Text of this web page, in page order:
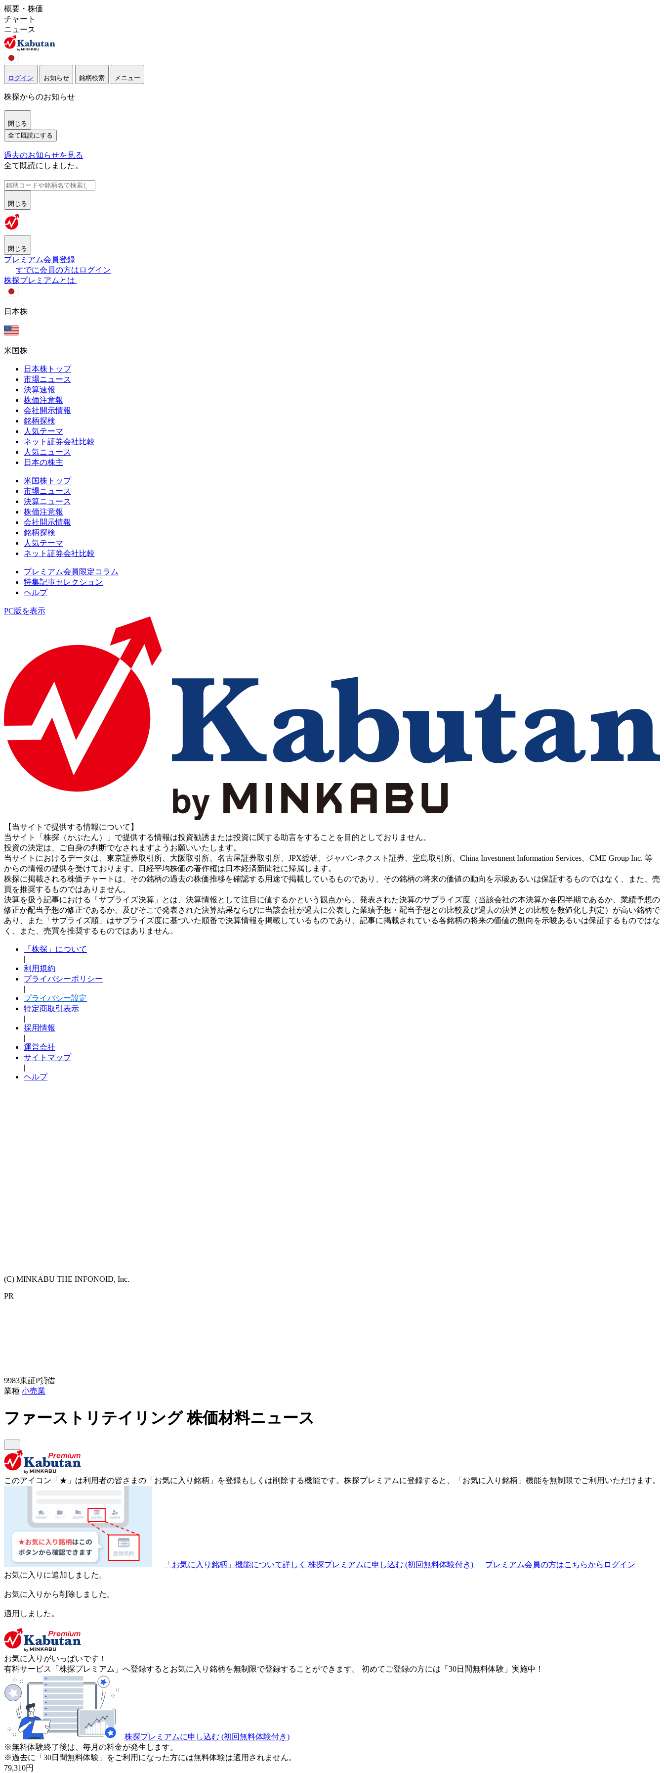
概要・株価
チャート
ニュース
ログイン お知らせ 銘柄検索 メニュー
株探からのお知らせ
閉じる
全て既読にする
過去のお知らせを見る
全て既読にしました。
閉じる
閉じる
プレミアム会員登録
すでに会員の方はログイン
株探プレミアムとは
日本株
米国株
日本株トップ
市場ニュース
決算速報
株価注意報
会社開示情報
銘柄探検
人気テーマ
ネット証券会社比較
人気ニュース
日本の株主
米国株トップ
市場ニュース
決算ニュース
株価注意報
会社開示情報
銘柄探検
人気テーマ
ネット証券会社比較
プレミアム会員限定コラム
特集記事セレクション
ヘルプ
PC版を表示
【当サイトで提供する情報について】
当サイト「株探（かぶたん）」で提供する情報は投資勧誘または投資に関する助言をすることを目的としておりません。
投資の決定は、ご自身の判断でなされますようお願いいたします。
当サイトにおけるデータは、東京証券取引所、大阪取引所、名古屋証券取引所、JPX総研、ジャパンネクスト証券、堂島取引所、China Investment Information Services、CME Group Inc. 等
からの情報の提供を受けております。日経平均株価の著作権は日本経済新聞社に帰属します。
株探に掲載される株価チャートは、その銘柄の過去の株価推移を確認する用途で掲載しているものであり、その銘柄の将来の価値の動向を示唆あるいは保証するものではなく、また、売
買を推奨するものではありません。
決算を扱う記事における「サプライズ決算」とは、決算情報として注目に値するかという観点から、発表された決算のサプライズ度（当該会社の本決算か各四半期であるか、業績予想の
修正か配当予想の修正であるか、及びそこで発表された決算結果ならびに当該会社が過去に公表した業績予想・配当予想との比較及び過去の決算との比較を数値化し判定）が高い銘柄で
あり、また「サプライズ順」はサプライズ度に基づいた順番で決算情報を掲載しているものであり、記事に掲載されている各銘柄の将来の価値の動向を示唆あるいは保証するものではな
く、また、売買を推奨するものではありません。
「株探」について
|
利用規約
プライバシーポリシー
|
プライバシー設定
特定商取引表示
|
採用情報
|
運営会社
サイトマップ
|
ヘルプ
(C) MINKABU THE INFONOID, Inc.
PR
9983東証P貸借
業種 小売業
ファーストリテイリング株価材料ニュース
このアイコン 「★」 は利用者の皆さまの 「お気に入り銘柄」を登録もしくは削除する機能です。 株探プレミアムに登録すると、「お気に入り銘柄」機能を無制限でご利用いただけます。
「お気に入り銘柄」機能について詳しく 株探プレミアムに申し込む (初回無料体験付き)
プレミアム会員の方はこちらからログイン
お気に入りに追加しました。
お気に入りから削除しました。
適用しました。
お気に入りがいっぱいです！
有料サービス「株探プレミアム」へ登録するとお気に入り銘柄を無制限で登録することができます。 初めてご登録の方には「30日間無料体験」実施中！
株探プレミアムに申し込む (初回無料体験付き)
※無料体験終了後は、毎月の料金が発生します。
※過去に「30日間無料体験」をご利用になった方には無料体験は適用されません。
79,310円